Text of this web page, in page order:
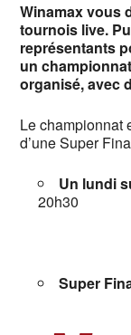
Winamax vous
tournois live.
représentants
un
organisé, avec
Le championnat
d’une Super
Un lundi
20h30
Super